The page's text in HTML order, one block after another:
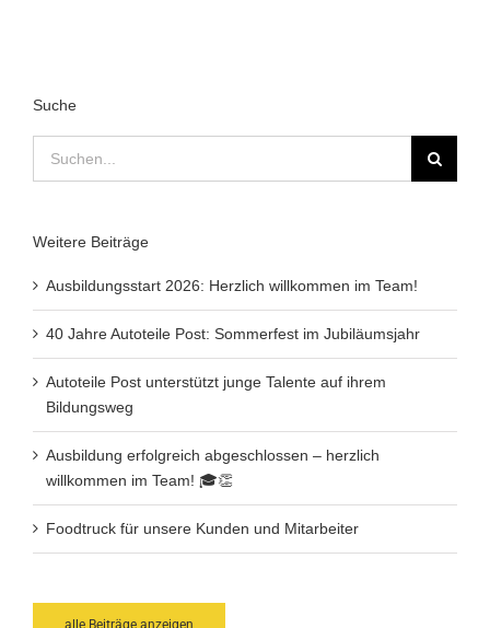
Suche
Weitere Beiträge
Ausbildungsstart 2026: Herzlich willkommen im Team!
40 Jahre Autoteile Post: Sommerfest im Jubiläumsjahr
Autoteile Post unterstützt junge Talente auf ihrem
Bildungsweg
Ausbildung erfolgreich abgeschlossen – herzlich
willkommen im Team! 🎓👏
Foodtruck für unsere Kunden und Mitarbeiter
alle Beiträge anzeigen